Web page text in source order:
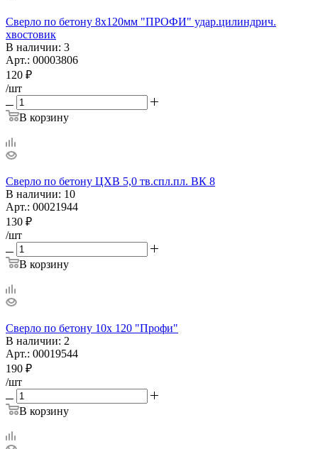
Сверло по бетону 8х120мм "ПРОФИ" удар.цилиндрич.
хвостовик
В наличии: 3
Арт.: 00003806
120 ₽
/шт
В корзину
Сверло по бетону ЦХВ 5,0 тв.спл.пл. ВК 8
В наличии: 10
Арт.: 00021944
130 ₽
/шт
В корзину
Сверло по бетону 10х 120 "Профи"
В наличии: 2
Арт.: 00019544
190 ₽
/шт
В корзину